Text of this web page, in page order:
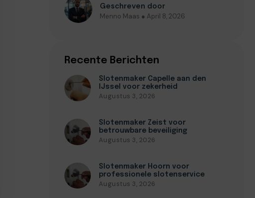
Geschreven door
Menno Maas ● April 8, 2026
Recente Berichten
Slotenmaker Capelle aan den
IJssel voor zekerheid
Augustus 3, 2026
Slotenmaker Zeist voor
betrouwbare beveiliging
Augustus 3, 2026
Slotenmaker Hoorn voor
professionele slotenservice
Augustus 3, 2026